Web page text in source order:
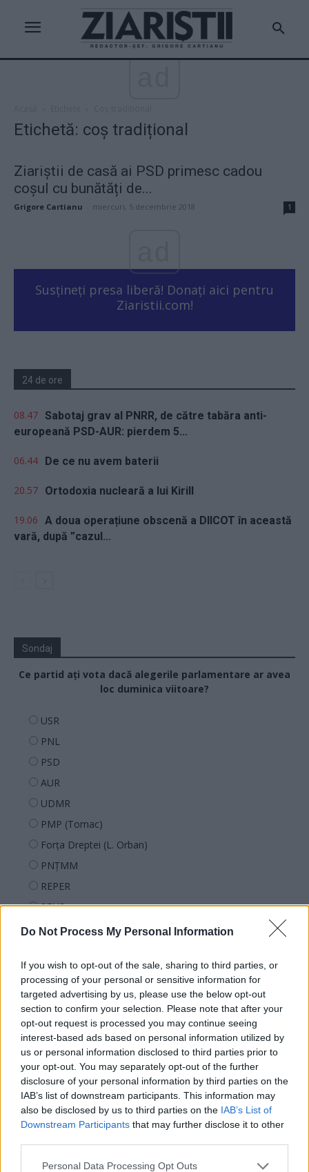
Do Not Process My Personal Information
If you wish to opt-out of the sale, sharing to third parties, or
processing of your personal or sensitive information for
targeted advertising by us, please use the below opt-out
section to confirm your selection. Please note that after your
opt-out request is processed you may continue seeing
interest-based ads based on personal information utilized by
us or personal information disclosed to third parties prior to
your opt-out. You may separately opt-out of the further
disclosure of your personal information by third parties on the
IAB’s list of downstream participants. This information may
also be disclosed by us to third parties on the IAB’s List of
Downstream Participants that may further disclose it to other
Personal Data Processing Opt Outs
Etichetă: coș tradițional
Ziariștii de casă ai PSD primesc cadou
coșul cu bunătăți de...
Grigore Cartianu miercuri, 5 decembrie 2018 1
Susțineți presa liberă! Donați aici pentru
Ziaristii.com!
24 de ore
08.47 Sabotaj grav al PNRR, de către tabăra anti-
europeană PSD-AUR: pierdem 5...
06.44 De ce nu avem baterii
20.57 Ortodoxia nucleară a lui Kirill
19.06 A doua operațiune obscenă a DIICOT în această
vară, după ”cazul...
Sondaj
Ce partid ați vota dacă alegerile parlamentare ar avea
loc duminica viitoare?
USR
PNL
PSD
AUR
UDMR
PMP (Tomac)
Forța Dreptei (L. Orban)
PNȚMM
REPER
SENS
SOS (Șoșoacă)
PACE (Peia)
Acțiunea Conservatoare (Târziu)
PDF (Lazarus)
PUSL (D. Voiculescu)
PNȚCD (Pavelescu)
PNCR (Terheș)
Partidul Patrioților (Surugiu)
FAR (Coarnă)
România pe Primul Loc (Ponta)